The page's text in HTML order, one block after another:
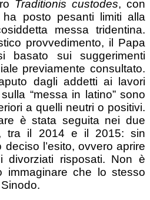
Traditionis custodes, con
posto pesanti limiti alla
messa tridentina.
provvedimento, il Papa
basato sui suggerimenti
previamente consultato.
dagli addetti ai lavori
“messa in latino” sono
a quelli neutri o positivi.
è stata seguita nei due
tra il 2014 e il 2015: sin
deciso l’esito, ovvero aprire
divorziati risposati. Non è
immaginare che lo stesso